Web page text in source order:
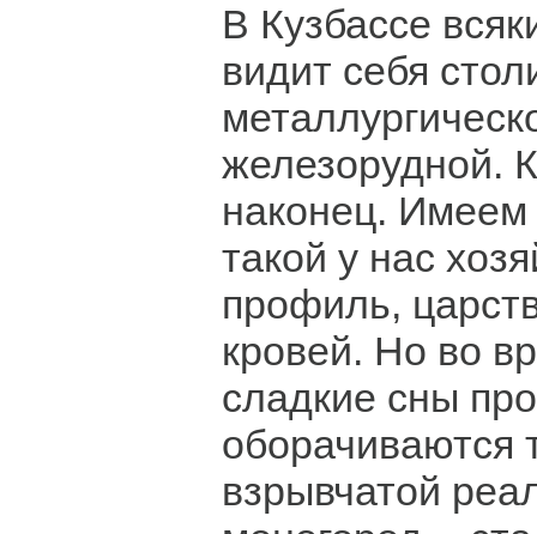
В Кузбассе
видит себя
железорудной.
наконец. Имеем
такой у нас
профиль,
кровей. Но во
сладкие сны
оборачиваются
взрывчатой